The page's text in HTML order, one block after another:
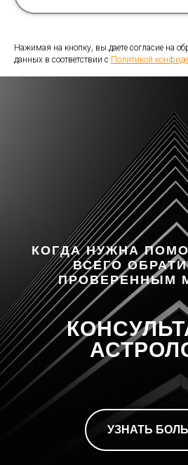
Нажимая на кнопку, вы даете согласие на
данных в соответствии с Политикой
КОГДА НУЖНА
ВСЕГО
ПРОВЕРЕННЫМ
УЗНАТЬ